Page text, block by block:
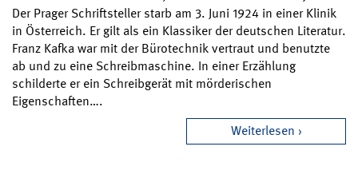
Der Prager Schriftsteller starb am 3. Juni 1924 in einer Klinik
in Österreich. Er gilt als ein Klassiker der deutschen Literatur.
Franz Kafka war mit der Bürotechnik vertraut und benutzte
ab und zu eine Schreibmaschine. In einer Erzählung
schilderte er ein Schreibgerät mit mörderischen
Eigenschaften….
Weiterlesen